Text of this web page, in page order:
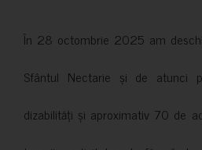
În 28 octombrie 2025 am
Sfântul Nectarie și de atunci
dizabilități și aproximativ 70 de